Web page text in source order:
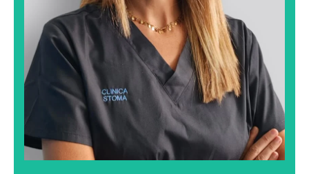
Comprometida con el bienestar de sus pacientes,
encuentra en la lectura una forma de relajarse y, al
mismo tiempo, de seguir aprendiendo. Entre
tratamientos y consultas, disfruta de los libros como
una herramienta para ampliar conocimientos,
inspirarse y mantener una mente abierta dentro y
fuera de la clínica
Ver su perfil profesional